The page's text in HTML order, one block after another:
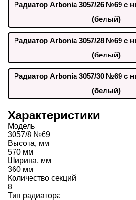
Радиатор Arbonia 3057/26 №69 с
(белый)
Радиатор Arbonia 3057/28 №69 с
(белый)
Радиатор Arbonia 3057/30 №69 с
(белый)
Характеристики
Модель
3057/8 №69
Высота, мм
570 мм
Ширина, мм
360 мм
Количество секций
8
Тип радиатора